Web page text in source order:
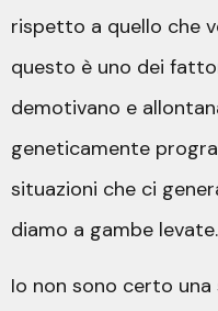
rispetto a quello che
questo è uno dei
demotivano e
geneticamente
situazioni che ci
diamo a gambe levate.
Io non sono certo